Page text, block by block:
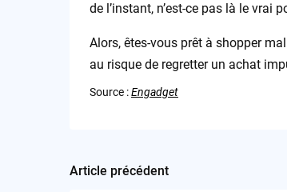
de l’instant, n’est-ce pas là le vrai
Alors, êtes-vous prêt à shopper
au risque de regretter un achat
Source :Engadget
Post
Article précédent